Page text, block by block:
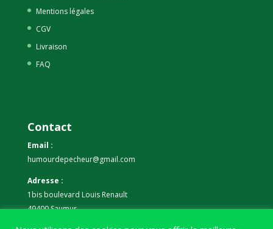
Mentions légales
CGV
Livraison
FAQ
Contact
Email :
humourdepecheur@gmail.com
Adresse :
1bis boulevard Louis Renault
49400 Saumur